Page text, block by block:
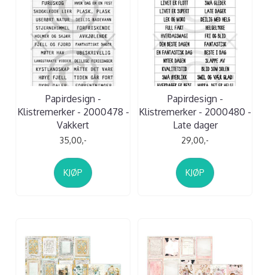
Papirdesign -
Klistremerker - 2000478 -
Vakkert
35,00,-
KJØP
Papirdesign -
Klistremerker - 2000480 -
Late dager
29,00,-
KJØP